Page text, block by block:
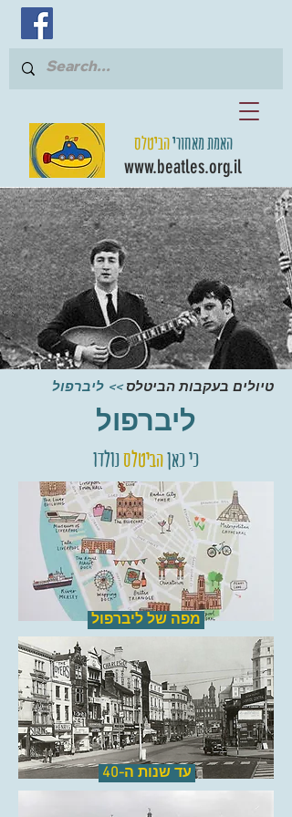
האמת מאחוריהביטלס
www.beatles.org.il
טיולים בעקבות הביטלס>> ליברפול
ליברפול
כי כאןהביטלסנולדו
מפה של ליברפול
עד שנות ה-40